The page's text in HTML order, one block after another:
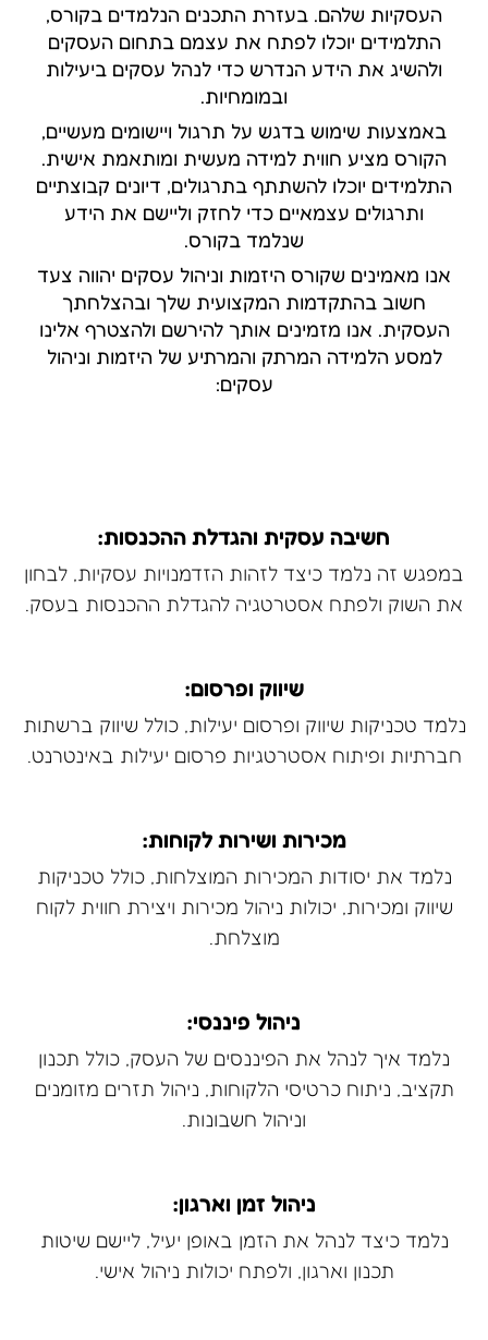
העסקיות שלהם. בעזרת התכנים הנלמדים בקורס,
התלמידים יוכלו לפתח את עצמם בתחום העסקים
ולהשיג את הידע הנדרש כדי לנהל עסקים ביעילות
ובמומחיות.
באמצעות שימוש בדגש על תרגול ויישומים מעשיים,
הקורס מציע חווית למידה מעשית ומותאמת אישית.
התלמידים יוכלו להשתתף בתרגולים, דיונים קבוצתיים
ותרגולים עצמאיים כדי לחזק וליישם את הידע
שנלמד בקורס.
אנו מאמינים שקורס היזמות וניהול עסקים יהווה צעד
חשוב בהתקדמות המקצועית שלך ובהצלחתך
העסקית. אנו מזמינים אותך להירשם ולהצטרף אלינו
למסע הלמידה המרתק והמרתיע של היזמות וניהול
עסקים:
חשיבה עסקית והגדלת ההכנסות:
במפגש זה נלמד כיצד לזהות הזדמנויות עסקיות, לבחון
את השוק ולפתח אסטרטגיה להגדלת ההכנסות בעסק.
שיווק ופרסום:
נלמד טכניקות שיווק ופרסום יעילות, כולל שיווק ברשתות
חברתיות ופיתוח אסטרטגיות פרסום יעילות באינטרנט.
מכירות ושירות לקוחות:
נלמד את יסודות המכירות המוצלחות, כולל טכניקות
שיווק ומכירות, יכולות ניהול מכירות ויצירת חווית לקוח
מוצלחת.
ניהול פיננסי:
נלמד איך לנהל את הפיננסים של העסק, כולל תכנון
תקציב, ניתוח כרטיסי הלקוחות, ניהול תזרים מזומנים
וניהול חשבונות.
ניהול זמן וארגון:
נלמד כיצד לנהל את הזמן באופן יעיל, ליישם שיטות
תכנון וארגון, ולפתח יכולות ניהול אישי.